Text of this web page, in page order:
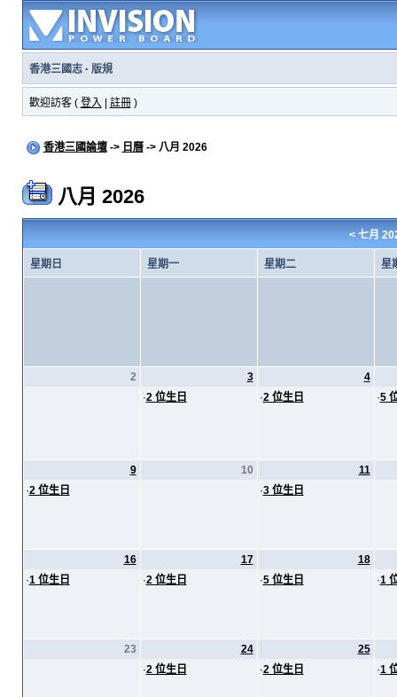
香港三國志· 版規
歡迎訪客 ( 登入 註冊)
香港三國論壇-> 日曆-> 八月 2026
八月 2026
< 七月
星期日 星期一 星期二 星
2
3
·2 位生日
4
·2 位生日 ·5
9
·2 位生日
10
11
·3 位生日
16
·1 位生日
17
·2 位生日
18
·5 位生日 ·1
23
24
·2 位生日
25
·2 位生日 ·1